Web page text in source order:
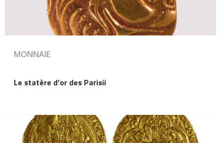
MONNAIE
Le statère d’or des Parisii